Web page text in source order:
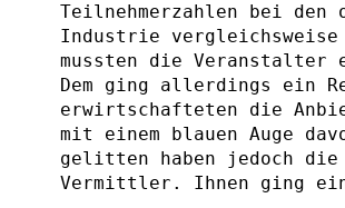
Teilnehmerzahlen bei
Industrie
mussten die Veranstalter
Dem ging allerdings ein
erwirtschafteten die
mit einem blauen Auge
gelitten haben jedoch
Vermittler. Ihnen ging